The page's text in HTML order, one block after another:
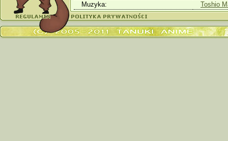
Muzyka:
Toshio